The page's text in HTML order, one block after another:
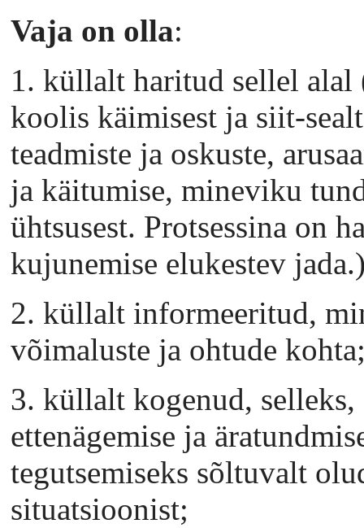
Vaja on olla:
1. küllalt haritud sellel
koolis käimisest ja siit-
teadmiste ja oskuste,
ja käitumise, mineviku
ühtsusest. Protsessina on
kujunemise elukestev
2. küllalt informeeritud,
võimaluste ja ohtude
3. küllalt kogenud, selleks,
ettenägemise ja
tegutsemiseks sõltuvalt
situatsioonist;